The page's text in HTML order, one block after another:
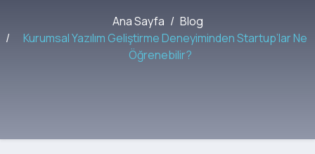
Ana Sayfa
Blog
Kurumsal Yazılım Geliştirme Deneyiminden Startup’lar Ne
Öğrenebilir?